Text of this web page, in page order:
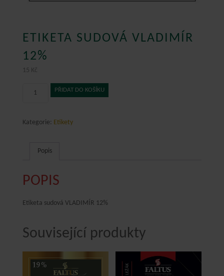
ETIKETA SUDOVÁ VLADIMÍR
12%
15 Kč
množství
PŘIDAT DO KOŠÍKU
Kategorie: Etikety
Popis
POPIS
Etiketa sudová VLADIMÍR 12%
Související produkty